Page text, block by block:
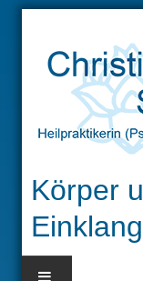
Körper
Einklang